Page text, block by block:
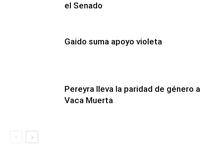
el Senado
Gaido suma apoyo violeta
Pereyra lleva la paridad de género a
Vaca Muerta